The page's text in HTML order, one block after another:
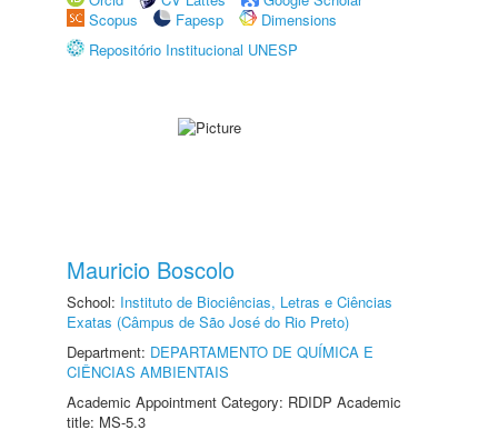
Scopus
Fapesp
Dimensions
Repositório Institucional UNESP
Mauricio Boscolo
School: Instituto de Biociências, Letras e Ciências
Exatas (Câmpus de São José do Rio Preto)
Department: DEPARTAMENTO DE QUÍMICA E
CIÊNCIAS AMBIENTAIS
Academic Appointment Category: RDIDP Academic
title: MS-5.3